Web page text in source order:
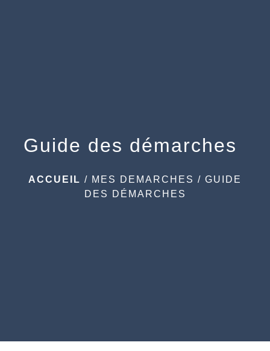
Guide des démarches
ACCUEIL / MES DEMARCHES / GUIDE
DES DÉMARCHES